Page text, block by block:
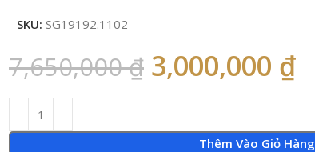
SKU: SG19192.1102
7,650,000₫ 3,000,000 ₫
Thêm Vào Giỏ Hàng